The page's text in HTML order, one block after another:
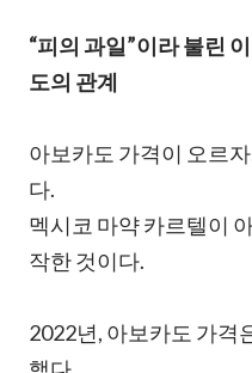
“피의 과일”이라 불린
도의 관계
아보카도 가격이 오르
다.
멕시코 마약 카르텔이
작한 것이다.
2022년, 아보카도 가격